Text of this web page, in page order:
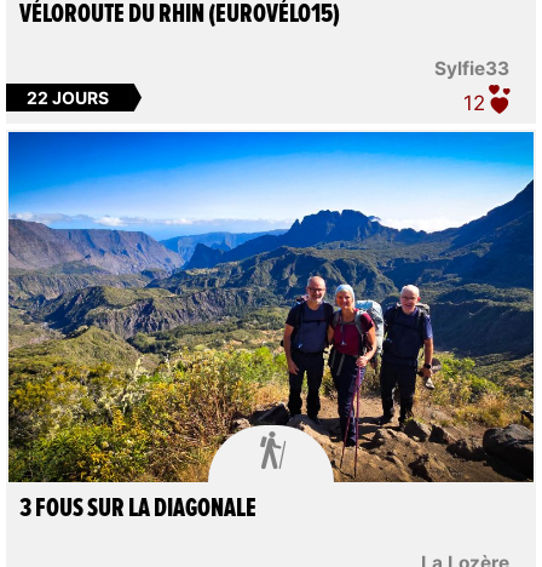
Sylfie33
VÉLOROUTE DU RHIN (EUROVÉLO15)
22 JOURS 12

3 FOUS SUR LA DIAGONALE